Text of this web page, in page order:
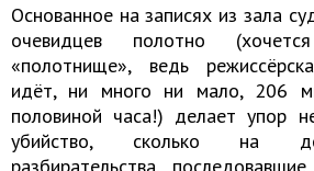
Основанное на записях из зала
очевидцев полотно
«полотнище», ведь
идёт, ни много ни мало, 206
половиной часа!) делает упор
убийство, сколько на
разбирательства,